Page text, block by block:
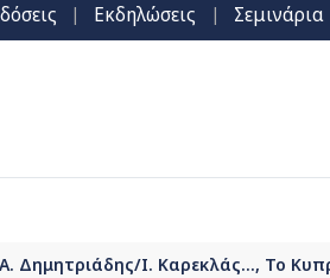
| Εκδηλώσεις | Σεμινάρια
Ι. Καρεκλάς..., Το